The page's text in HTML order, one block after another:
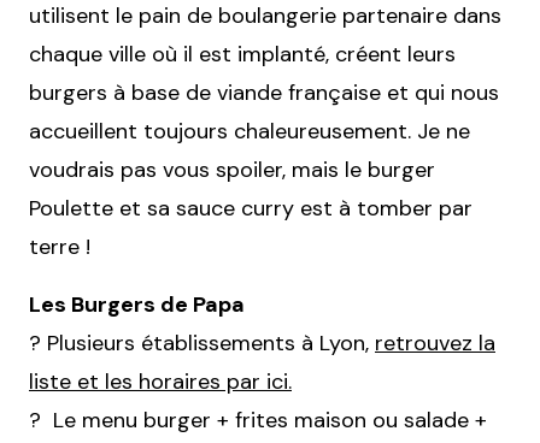
utilisent le pain de boulangerie partenaire dans
chaque ville où il est implanté, créent leurs
burgers à base de viande française et qui nous
accueillent toujours chaleureusement. Je ne
voudrais pas vous spoiler, mais le burger
Poulette et sa sauce curry est à tomber par
terre !
Les Burgers de Papa
? Plusieurs établissements à Lyon, retrouvez la
liste et les horaires par ici.
? Le menu burger + frites maison ou salade +